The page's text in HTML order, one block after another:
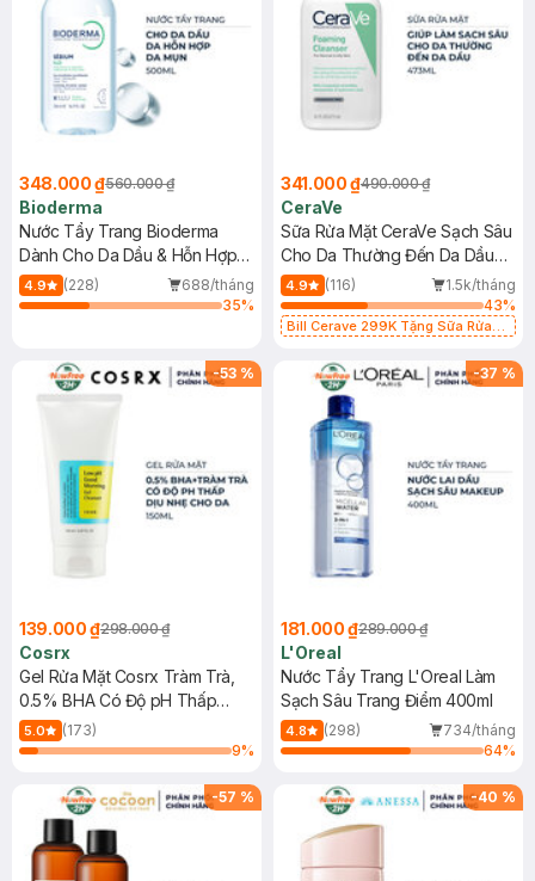
348.000 ₫560.000 ₫
Bioderma
Nước Tẩy Trang Bioderma
Dành Cho Da Dầu & Hỗn Hợp
500ml
4.9 (228)
688/tháng
35%
341.000 ₫490.000 ₫
CeraVe
Sữa Rửa Mặt CeraVe Sạch Sâu
Cho Da Thường Đến Da Dầu
473ml
4.9 (116)
1.5k/tháng
43%
Bill Cerave 299K Tặng Sữa Rửa
-53 %
139.000 ₫298.000 ₫
Cosrx
Gel Rửa Mặt Cosrx Tràm Trà,
0.5% BHA Có Độ pH Thấp
150ml
5.0
(173)
9%
-37 %
181.000 ₫289.000 ₫
L'Oreal
Nước Tẩy Trang L'Oreal Làm
Sạch Sâu Trang Điểm 400ml
4.8 (298)
734/tháng
64%
-57 % -40 %